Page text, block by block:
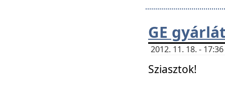
GE
2012. 11. 18. -
Sziasztok!